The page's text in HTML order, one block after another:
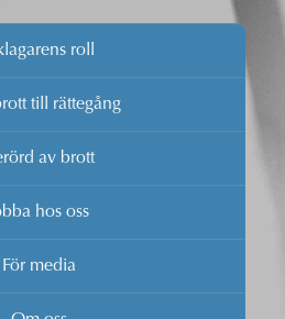
roll
till rättegång
av brott
hos oss
För media